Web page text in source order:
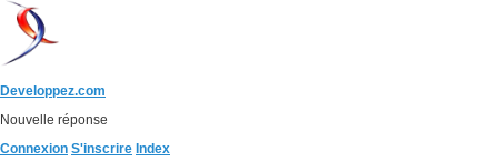
Developpez.com
Nouvelle réponse
Connexion S'inscrire Index